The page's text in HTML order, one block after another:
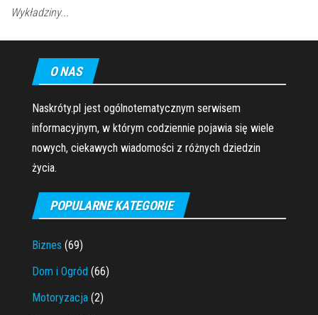
Wykładziny...
O NAS
Naskróty.pl jest ogólnotematycznym serwisem
informacyjnym, w którym codziennie pojawia się wiele
nowych, ciekawych wiadomości z różnych dziedzin
życia.
POPULARNE KATEGORIE
Biznes (69)
Dom i Ogród (66)
Motoryzacja (2)